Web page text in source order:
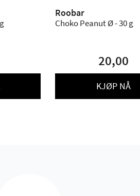
Roobar
Choko Peanut Ø - 30 g
20,00
KJØP NÅ